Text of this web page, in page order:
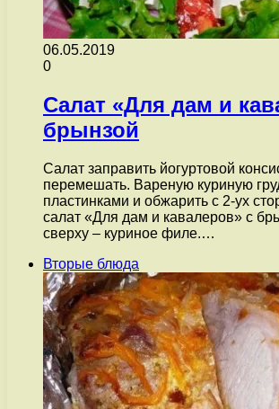
06.05.2019
0
Салат «Для дам и
брынзой
Салат заправить йогуртовой
перемешать. Вареную куриную
пластинками и обжарить с 2-ух
салат «Для дам и кавалеров» с
сверху – куриное филе.…
Вторые блюда